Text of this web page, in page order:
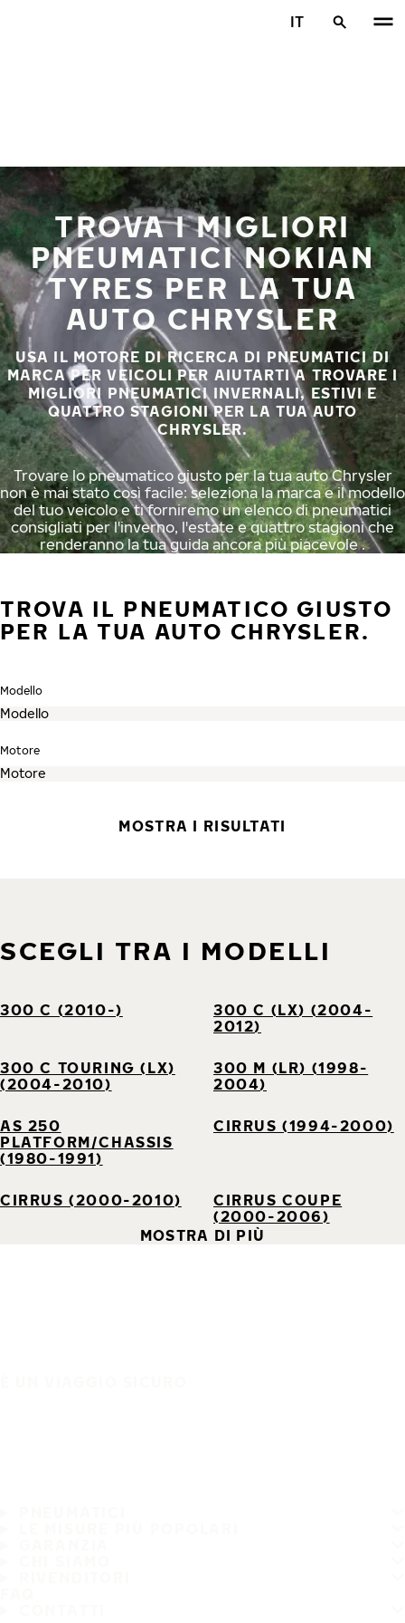
IT
TROVA I MIGLIORI
PNEUMATICI NOKIAN
TYRES PER LA TUA
AUTO CHRYSLER
USA IL MOTORE DI RICERCA DI PNEUMATICI DI
MARCA PER VEICOLI PER AIUTARTI A TROVARE I
MIGLIORI PNEUMATICI INVERNALI, ESTIVI E
QUATTRO STAGIONI PER LA TUA AUTO
CHRYSLER.
Trovare lo pneumatico giusto per la tua auto Chrysler
non è mai stato così facile: seleziona la marca e il modello
del tuo veicolo e ti forniremo un elenco di pneumatici
consigliati per l'inverno, l'estate e quattro stagioni che
renderanno la tua guida ancora più piacevole .
TROVA IL PNEUMATICO GIUSTO
PER LA TUA AUTO CHRYSLER.
Modello
Motore
MOSTRA I RISULTATI
SCEGLI TRA I MODELLI
300 C (2010-)
300 C (LX) (2004-
2012)
300 C TOURING (LX)
(2004-2010)
300 M (LR) (1998-
2004)
AS 250
PLATFORM/CHASSIS
(1980-1991)
CIRRUS (1994-2000)
CIRRUS (2000-2010)
CIRRUS COUPE
(2000-2006)
MOSTRA DI PIÙ